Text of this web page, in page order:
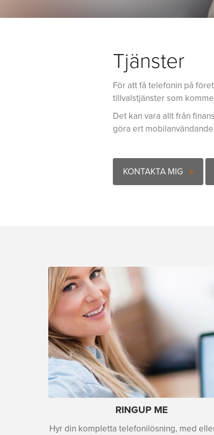
Tjänster
För att få telefonin på
tillvalstjänster som
Det kan vara allt från
göra ert
KONTAKTA MIG
RINGUP ME
Hyr din kompletta telefonilösning, med